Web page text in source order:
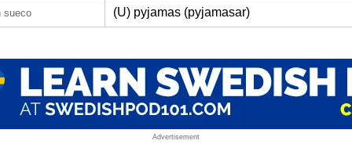
sueco (U) pyjamas (pyjamasar)
Advertisement